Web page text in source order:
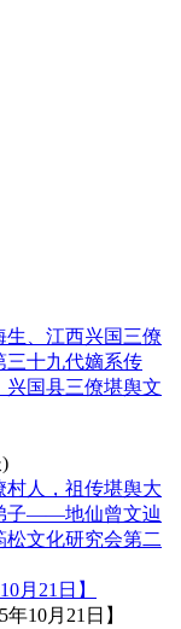
生、江西兴国三僚
三十九代嫡系传
兴国县三僚堪舆文
村人，祖传堪舆大
子——地仙曾文辿
文化研究会第二
10月21日】